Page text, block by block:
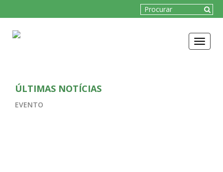
Toggle
ÚLTIMAS NOTÍCIAS
EVENTO